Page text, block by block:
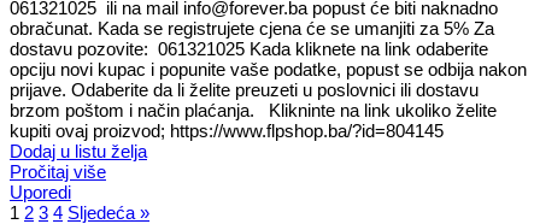
061321025 ili na mail info@forever.ba popust će biti naknadno
obračunat. Kada se registrujete cjena će se umanjiti za 5% Za
dostavu pozovite: 061321025 Kada kliknete na link odaberite
opciju novi kupac i popunite vaše podatke, popust se odbija nakon
prijave. Odaberite da li želite preuzeti u poslovnici ili dostavu
brzom poštom i način plaćanja. Klikninte na link ukoliko želite
kupiti ovaj proizvod; https://www.flpshop.ba/?id=804145
Dodaj u listu želja
Pročitaj više
Uporedi
1 2 3 4 Sljedeća »